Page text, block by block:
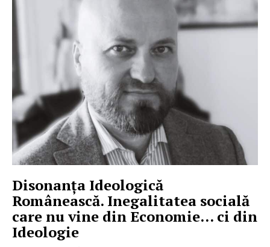
PRESShub
Despre noi / Echipa
Proiecte editoriale
Rețea
Contact
Disonanța Ideologică
Românească. Inegalitatea socială
care nu vine din Economie… ci din
Ideologie